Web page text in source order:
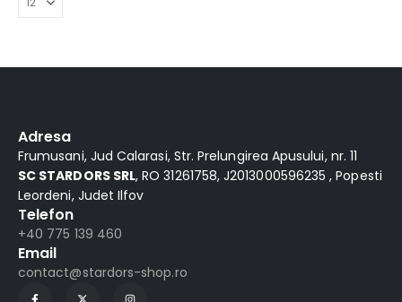
Adresa
Frumusani, Jud Calarasi, Str. Prelungirea Apusului, nr. 11
SC STARDORS SRL, RO 31261758, J2013000596235 , Popesti
Leordeni, Judet Ilfov
Telefon
+40 775 139 460
Email
contact@stardors-shop.ro